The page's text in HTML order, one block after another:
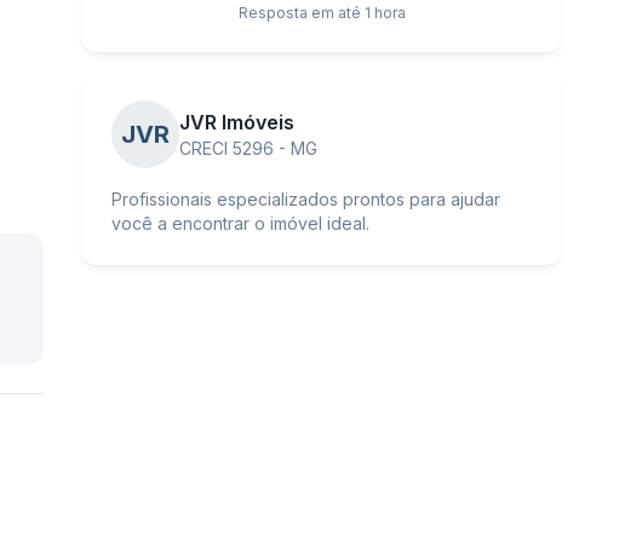
Resposta em até 1 hora
JVR JVR Imóveis
CRECI 5296 - MG
Profissionais especializados prontos para ajudar
você a encontrar o imóvel ideal.